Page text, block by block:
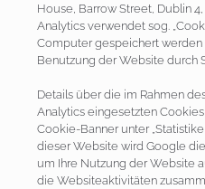
House, Barrow Street, Dublin 4,
Analytics verwendet sog.
Computer gespeichert
Benutzung der Website durch
Details über die im Rahmen
Analytics eingesetzten
Cookie-Banner unter
dieser Website wird Google
um Ihre Nutzung der Website
die Websiteaktivitäten